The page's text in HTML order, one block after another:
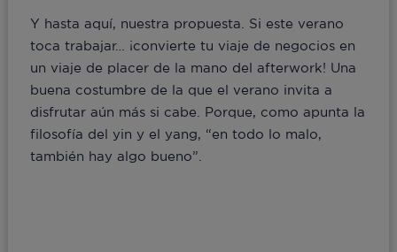
Y hasta aquí, nuestra propuesta. Si este verano
toca trabajar… ¡convierte tu viaje de negocios en
un viaje de placer de la mano del afterwork! Una
buena costumbre de la que el verano invita a
disfrutar aún más si cabe. Porque, como apunta la
filosofía del yin y el yang, “en todo lo malo,
también hay algo bueno”.